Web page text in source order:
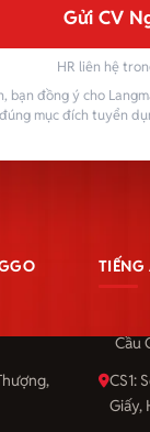
Gửi CV
HR liên hệ
bạn đồng ý cho
mục đích tuyển
TIẾNG
Cầu
CS1:
Giấy,